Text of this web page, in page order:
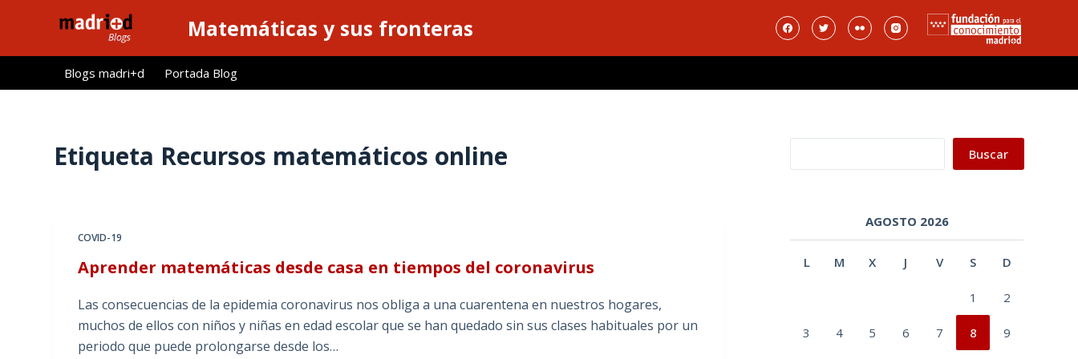
l
Matemáticas y sus fronteras
Blogs madri+d Portada Blog
Etiqueta Recursos matemáticos online
COVID-19
Aprender matemáticas desde casa en tiempos del coronavirus
Las consecuencias de la epidemia coronavirus nos obliga a una cuarentena en nuestros hogares,
muchos de ellos con niños y niñas en edad escolar que se han quedado sin sus clases habituales por un
periodo que puede prolongarse desde los…
Buscar
AGOSTO 2026
L M X J V S D
1 2
3 4 5 6 7 8 9